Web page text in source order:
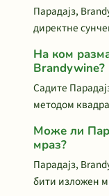
Парадајз,
директне
На ком
Brandywine?
Садите
методом
Може ли
мраз?
Парадајз,
бити изложен